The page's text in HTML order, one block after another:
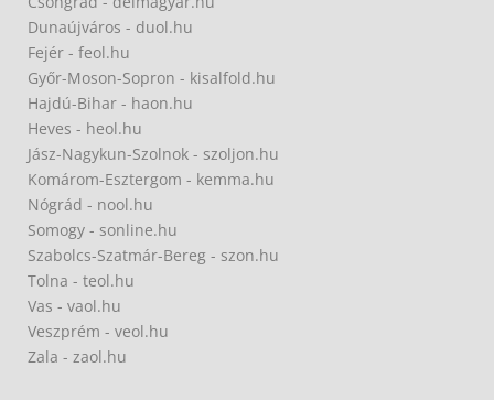
Dunaújváros - duol.hu
Fejér - feol.hu
Győr-Moson-Sopron - kisalfold.hu
Hajdú-Bihar - haon.hu
Heves - heol.hu
Jász-Nagykun-Szolnok - szoljon.hu
Komárom-Esztergom - kemma.hu
Nógrád - nool.hu
Somogy - sonline.hu
Szabolcs-Szatmár-Bereg - szon.hu
Tolna - teol.hu
Vas - vaol.hu
Veszprém - veol.hu
Zala - zaol.hu